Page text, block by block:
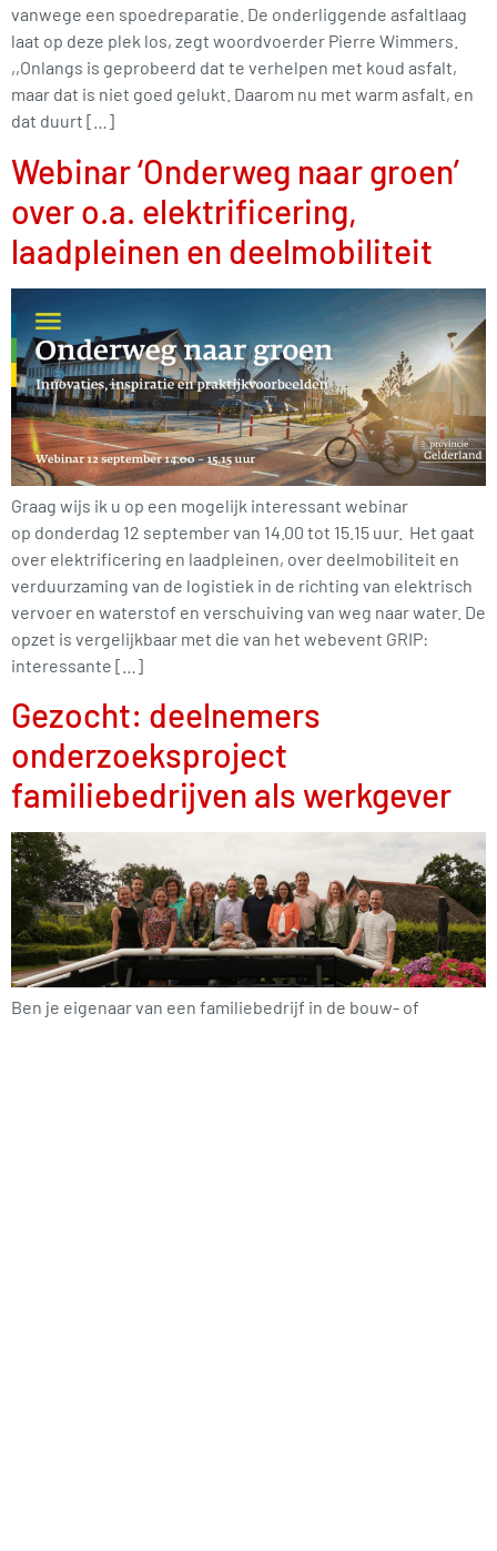
vanwege een spoedreparatie. De onderliggende asfaltlaag
laat op deze plek los, zegt woordvoerder Pierre Wimmers.
,,Onlangs is geprobeerd dat te verhelpen met koud asfalt,
maar dat is niet goed gelukt. Daarom nu met warm asfalt, en
dat duurt […]
Webinar ‘Onderweg naar groen’
over o.a. elektrificering,
laadpleinen en deelmobiliteit
Graag wijs ik u op een mogelijk interessant webinar
op donderdag 12 september van 14.00 tot 15.15 uur. Het gaat
over elektrificering en laadpleinen, over deelmobiliteit en
verduurzaming van de logistiek in de richting van elektrisch
vervoer en waterstof en verschuiving van weg naar water. De
opzet is vergelijkbaar met die van het webevent GRIP:
interessante […]
Gezocht: deelnemers
onderzoeksproject
familiebedrijven als werkgever
Ben je eigenaar van een familiebedrijf in de bouw- of